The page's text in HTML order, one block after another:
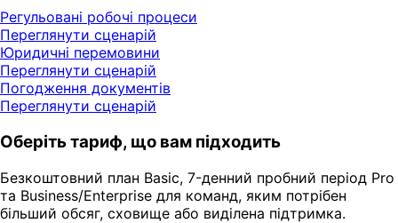
Регульовані робочі процеси
Переглянути сценарій
Юридичні перемовини
Переглянути сценарій
Погодження документів
Переглянути сценарій
Оберіть тариф, що вам підходить
Безкоштовний план Basic, 7-денний пробний період Pro
та Business/Enterprise для команд, яким потрібен
більший обсяг, сховище або виділена підтримка.